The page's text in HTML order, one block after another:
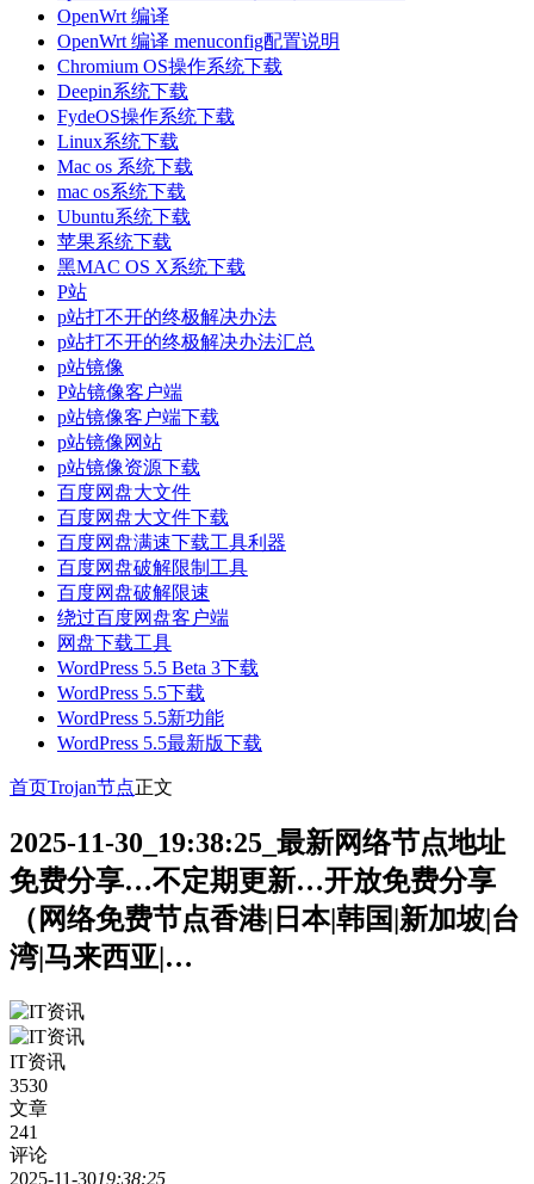
OpenWrt 编译
OpenWrt 编译 menuconfig配置说明
Chromium OS操作系统下载
Deepin系统下载
FydeOS操作系统下载
Linux系统下载
Mac os 系统下载
mac os系统下载
Ubuntu系统下载
苹果系统下载
黑MAC OS X系统下载
P站
p站打不开的终极解决办法
p站打不开的终极解决办法汇总
p站镜像
P站镜像客户端
p站镜像客户端下载
p站镜像网站
p站镜像资源下载
百度网盘大文件
百度网盘大文件下载
百度网盘满速下载工具利器
百度网盘破解限制工具
百度网盘破解限速
绕过百度网盘客户端
网盘下载工具
WordPress 5.5 Beta 3下载
WordPress 5.5下载
WordPress 5.5新功能
WordPress 5.5最新版下载
首页Trojan节点正文
2025-11-30_19:38:25_最新网络节点地址
免费分享…不定期更新…开放免费分享
（网络免费节点香港|日本|韩国|新加坡|台
湾|马来西亚|…
IT资讯
3530
文章
241
评论
2025-11-3019:38:25